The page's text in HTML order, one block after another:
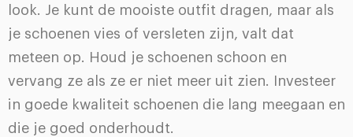
look. Je kunt de mooiste outfit dragen, maar als
je schoenen vies of versleten zijn, valt dat
meteen op. Houd je schoenen schoon en
vervang ze als ze er niet meer uit zien. Investeer
in goede kwaliteit schoenen die lang meegaan en
die je goed onderhoudt.